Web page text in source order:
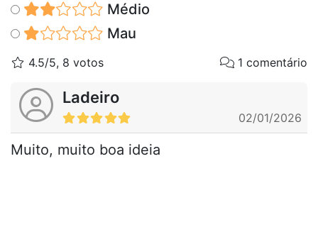
Médio
Mau
4.5/5, 8 votos 1 comentário
Ladeiro
02/01/2026
Muito, muito boa ideia